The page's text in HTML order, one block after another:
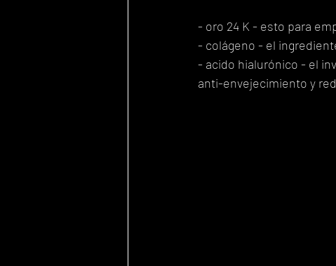
- oro 24 K - esto para
- colágeno - el
- acido hialurónico - el
anti-envejecimiento y